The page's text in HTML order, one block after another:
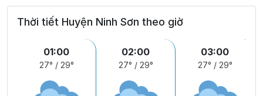
Thời tiết Huyện Ninh Sơn theo giờ
01:00
27° / 29°
02:00
27° / 29°
03:00
27° / 29°